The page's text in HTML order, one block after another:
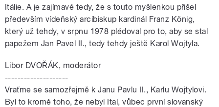
Itálie. A je zajímavé tedy, že s touto myšlenkou přišel
především vídeňský arcibiskup kardinál Franz König,
který už tehdy, v srpnu 1978 plédoval pro to, aby se stal
papežem Jan Pavel II., tedy tehdy ještě Karol Wojtyla.
Libor DVOŘÁK, moderátor
--------------------
Vraťme se samozřejmě k Janu Pavlu II., Karlu Wojtylovi.
Byl to kromě toho, že nebyl Ital, vůbec první slovanský